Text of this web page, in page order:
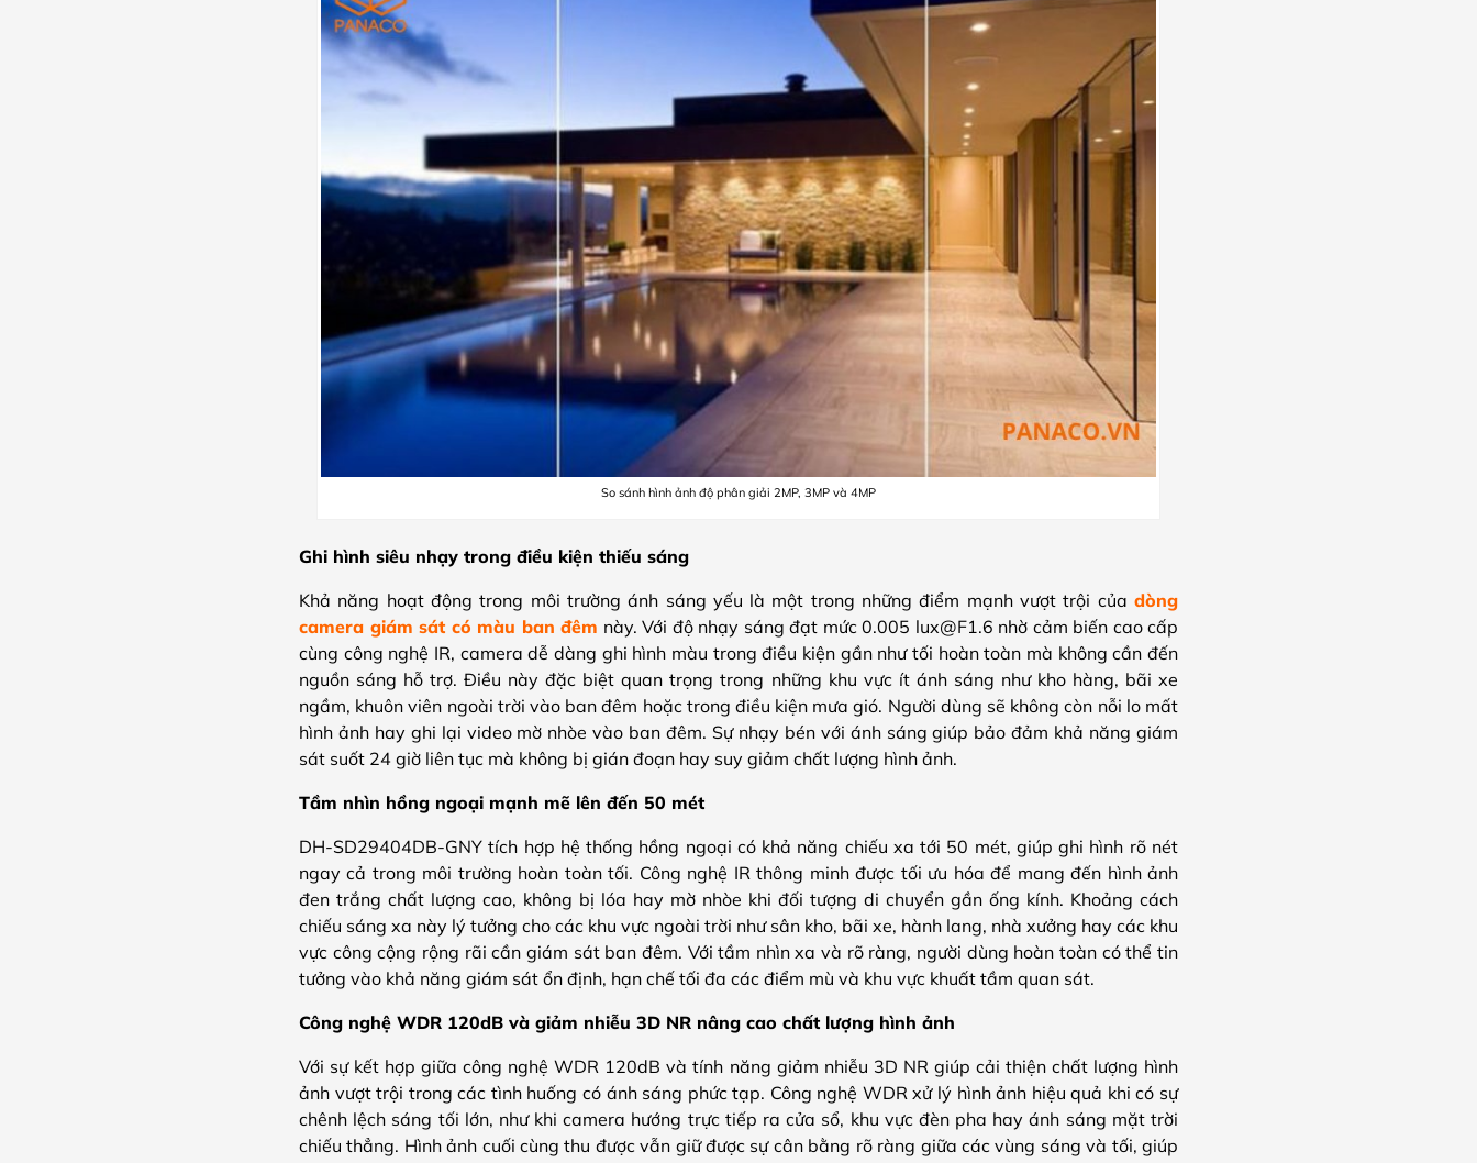
So sánh hình ảnh độ phân giải 2MP, 3MP và 4MP
Ghi hình siêu nhạy trong điều kiện thiếu sáng
Khả năng hoạt động trong môi trường ánh sáng yếu là một trong những điểm mạnh vượt trội của dòng
camera giám sát có màu ban đêm này. Với độ nhạy sáng đạt mức 0.005 lux@F1.6 nhờ cảm biến cao cấp
cùng công nghệ IR, camera dễ dàng ghi hình màu trong điều kiện gần như tối hoàn toàn mà không cần đến
nguồn sáng hỗ trợ. Điều này đặc biệt quan trọng trong những khu vực ít ánh sáng như kho hàng, bãi xe
ngầm, khuôn viên ngoài trời vào ban đêm hoặc trong điều kiện mưa gió. Người dùng sẽ không còn nỗi lo mất
hình ảnh hay ghi lại video mờ nhòe vào ban đêm. Sự nhạy bén với ánh sáng giúp bảo đảm khả năng giám
sát suốt 24 giờ liên tục mà không bị gián đoạn hay suy giảm chất lượng hình ảnh.
Tầm nhìn hồng ngoại mạnh mẽ lên đến 50 mét
DH-SD29404DB-GNY tích hợp hệ thống hồng ngoại có khả năng chiếu xa tới 50 mét, giúp ghi hình rõ nét
ngay cả trong môi trường hoàn toàn tối. Công nghệ IR thông minh được tối ưu hóa để mang đến hình ảnh
đen trắng chất lượng cao, không bị lóa hay mờ nhòe khi đối tượng di chuyển gần ống kính. Khoảng cách
chiếu sáng xa này lý tưởng cho các khu vực ngoài trời như sân kho, bãi xe, hành lang, nhà xưởng hay các khu
vực công cộng rộng rãi cần giám sát ban đêm. Với tầm nhìn xa và rõ ràng, người dùng hoàn toàn có thể tin
tưởng vào khả năng giám sát ổn định, hạn chế tối đa các điểm mù và khu vực khuất tầm quan sát.
Công nghệ WDR 120dB và giảm nhiễu 3D NR nâng cao chất lượng hình ảnh
Với sự kết hợp giữa công nghệ WDR 120dB và tính năng giảm nhiễu 3D NR giúp cải thiện chất lượng hình
ảnh vượt trội trong các tình huống có ánh sáng phức tạp. Công nghệ WDR xử lý hình ảnh hiệu quả khi có sự
chênh lệch sáng tối lớn, như khi camera hướng trực tiếp ra cửa sổ, khu vực đèn pha hay ánh sáng mặt trời
chiếu thẳng. Hình ảnh cuối cùng thu được vẫn giữ được sự cân bằng rõ ràng giữa các vùng sáng và tối, giúp